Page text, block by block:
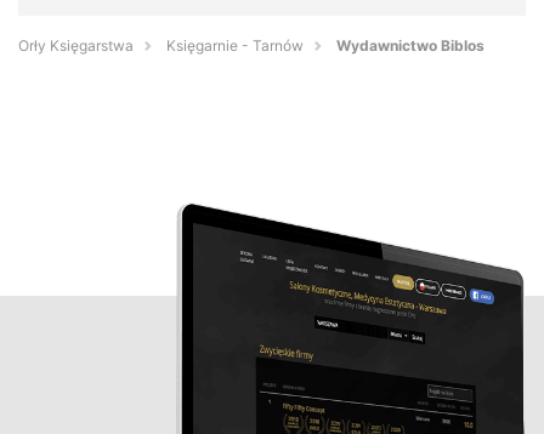
Orły Księgarstwa Księgarnie - Tarnów Wydawnictwo Biblos